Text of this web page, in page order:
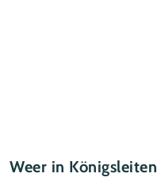
Weer in Königsleiten